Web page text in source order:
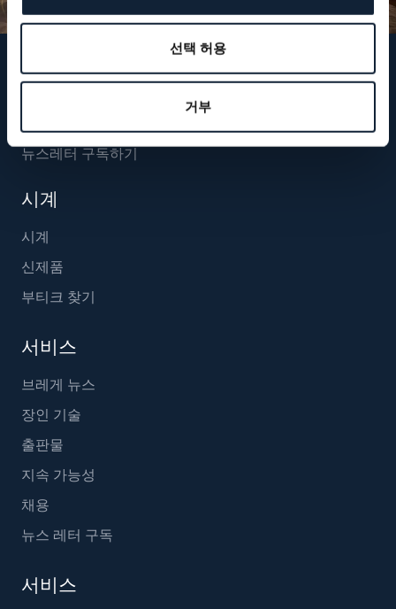
선택 허용
거부
브레게 팔로우하기
뉴스레터 구독하기
시계
시계
신제품
부티크 찾기
서비스
브레게 뉴스
장인 기술
출판물
지속 가능성
채용
뉴스 레터 구독
서비스